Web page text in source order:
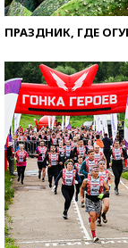
ПРАЗДНИК, ГДЕ